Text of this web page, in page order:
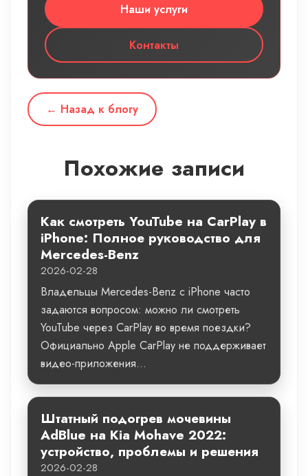
Наши услуги
Контакты
← Назад к блогу
Похожие записи
Как смотреть YouTube на CarPlay в
iPhone: Полное руководство для
Mercedes-Benz
2026-02-28
Владельцы Mercedes-Benz с iPhone часто
задаются вопросом: можно ли смотреть
YouTube через CarPlay во время поездки?
Официально Apple CarPlay не поддерживает
видео-приложения...
Штатный подогрев мочевины
AdBlue на Kia Mohave 2022:
устройство, проблемы и решения
2026-02-28